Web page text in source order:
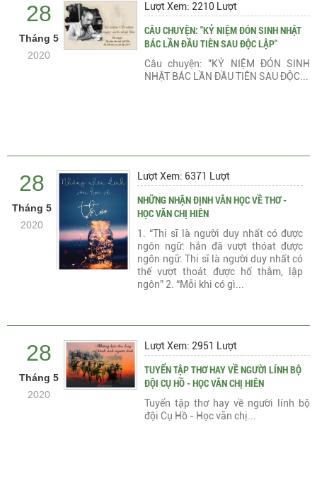
28
Tháng 5
2020
Lượt Xem: 2210 Lượt
CÂU CHUYỆN: "KỶ NIỆM ĐÓN SINH NHẬT
BÁC LẦN ĐẦU TIÊN SAU ĐỘC LẬP"
Câu chuyện: "KỶ NIỆM ĐÓN SINH
NHẬT BÁC LẦN ĐẦU TIÊN SAU ĐỘC...
28
Tháng 5
2020
Lượt Xem: 6371 Lượt
NHỮNG NHẬN ĐỊNH VĂN HỌC VỀ THƠ -
HỌC VĂN CHỊ HIÊN
1. “Thi sĩ là người duy nhất có được
ngôn ngữ: hắn đã vượt thóat được
ngôn ngữ. Thi sĩ là người duy nhất có
thể vượt thoát được hố thẳm, lập
ngôn” 2. “Mỗi khi có gì...
28
Tháng 5
2020
Lượt Xem: 2951 Lượt
TUYỂN TẬP THƠ HAY VỀ NGƯỜI LÍNH BỘ
ĐỘI CỤ HỒ - HỌC VĂN CHỊ HIÊN
Tuyển tập thơ hay về người lính bộ
đội Cụ Hồ - Học văn chị...